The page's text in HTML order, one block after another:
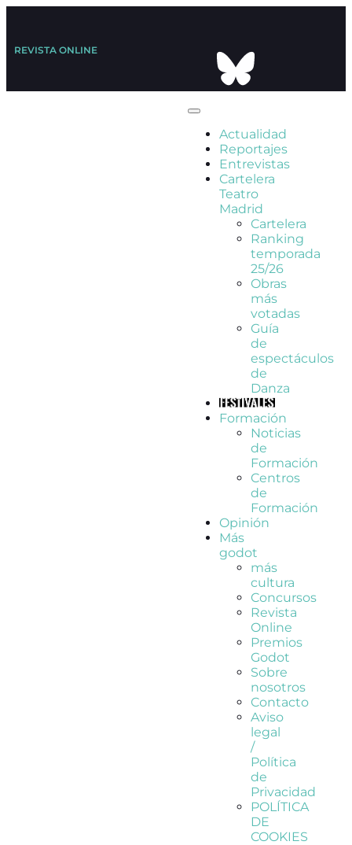
REVISTA ONLINE
Actualidad
Reportajes
Entrevistas
Cartelera
Teatro
Madrid
Cartelera
Ranking
temporada
25/26
Obras
más
votadas
Guía
de
espectáculos
de
Danza
Formación
Noticias
de
Formación
Centros
de
Formación
Opinión
Más
godot
más
cultura
Concursos
Revista
Online
Premios
Godot
Sobre
nosotros
Contacto
Aviso
legal
/
Política
de
Privacidad
POLÍTICA
DE
COOKIES